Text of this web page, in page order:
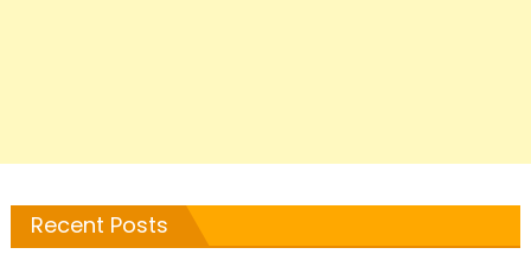
Recent Posts